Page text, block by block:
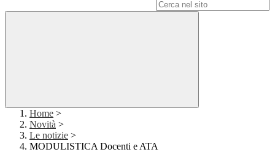
Home >
Novità >
Le notizie >
MODULISTICA Docenti e ATA